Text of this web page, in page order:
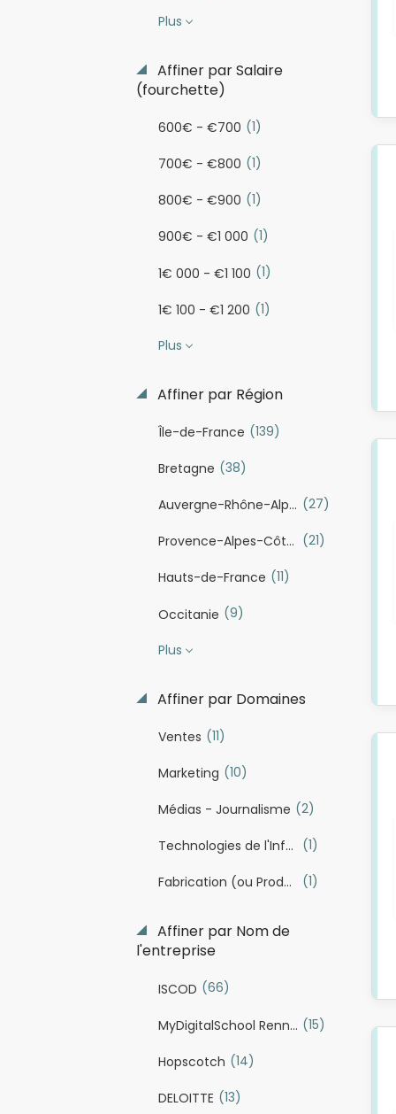
Plus
Affiner par Salaire
(fourchette)
600€ - €700 (1)
700€ - €800 (1)
800€ - €900 (1)
900€ - €1 000 (1)
1€ 000 - €1 100 (1)
1€ 100 - €1 200 (1)
Plus
Affiner par Région
Île-de-France (139)
Bretagne (38)
Auvergne-Rhône-Alpes (27)
Provence-Alpes-Côte d'Azur (21)
Hauts-de-France (11)
Occitanie (9)
Plus
Affiner par Domaines
Ventes (11)
Marketing (10)
Médias - Journalisme (2)
Technologies de l'Information / Informatique (1)
Fabrication (ou Production industrielle) (1)
Affiner par Nom de
l'entreprise
ISCOD (66)
MyDigitalSchool Rennes (15)
Hopscotch (14)
DELOITTE (13)